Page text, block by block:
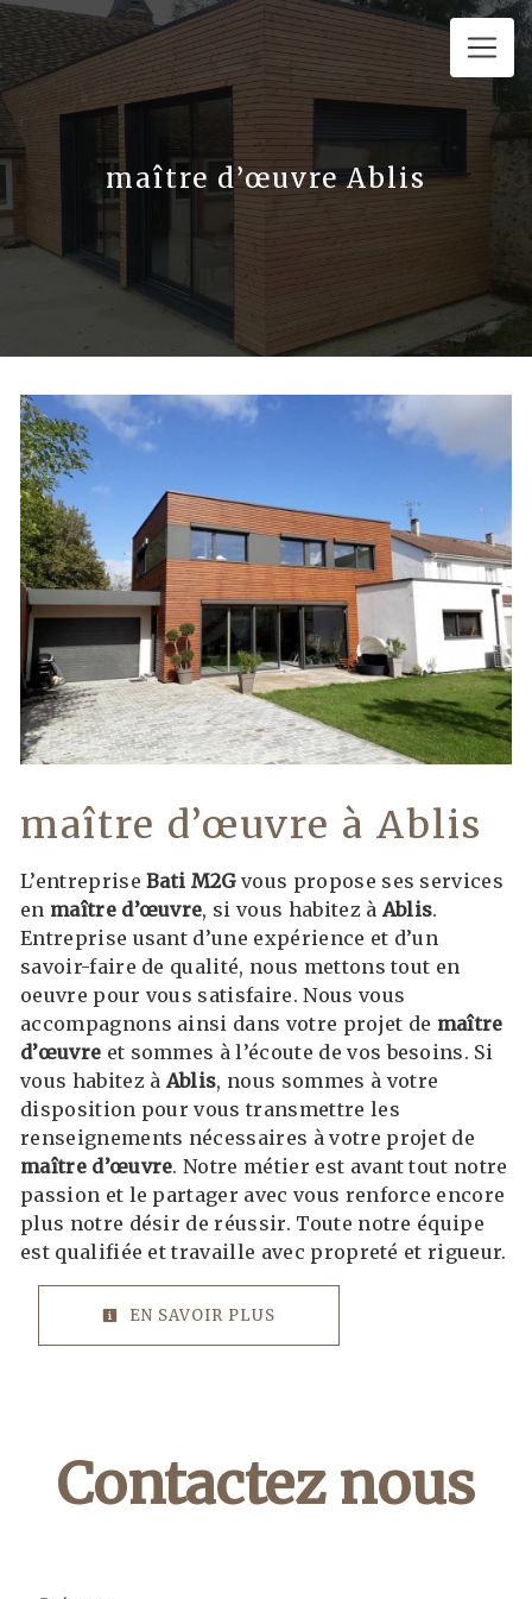
maître d’œuvre Ablis
maître d’œuvre à Ablis
L’entrepriseBati M2Gvous propose ses services
en maître d’œuvre, si vous habitez à Ablis.
Entreprise usant d’une expérience et d’un
savoir-faire de qualité, nous mettons tout en
oeuvre pour vous satisfaire. Nous vous
accompagnons ainsi dans votre projet de maître
d’œuvre et sommes à l’écoute de vos besoins. Si
vous habitez à Ablis, nous sommes à votre
disposition pour vous transmettre les
renseignements nécessaires à votre projet de
maître d’œuvre. Notre métier est avant tout notre
passion et le partager avec vous renforce encore
plus notre désir de réussir. Toute notre équipe
est qualifiée et travaille avec propreté et rigueur.
EN SAVOIR PLUS
Contactez nous
Panneau de gestion des cookies